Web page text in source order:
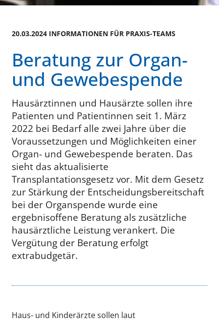
20.03.2024 INFORMATIONEN FÜR PRAXIS-TEAMS
Beratung zur Organ-
und Gewebespende
Hausärztinnen und Hausärzte sollen ihre
Patienten und Patientinnen seit 1. März
2022 bei Bedarf alle zwei Jahre über die
Voraussetzungen und Möglichkeiten einer
Organ- und Gewebespende beraten. Das
sieht das aktualisierte
Transplantationsgesetz vor. Mit dem Gesetz
zur Stärkung der Entscheidungsbereitschaft
bei der Organspende wurde eine
ergebnisoffene Beratung als zusätzliche
hausärztliche Leistung verankert. Die
Vergütung der Beratung erfolgt
extrabudgetär.
Haus- und Kinderärzte sollen laut